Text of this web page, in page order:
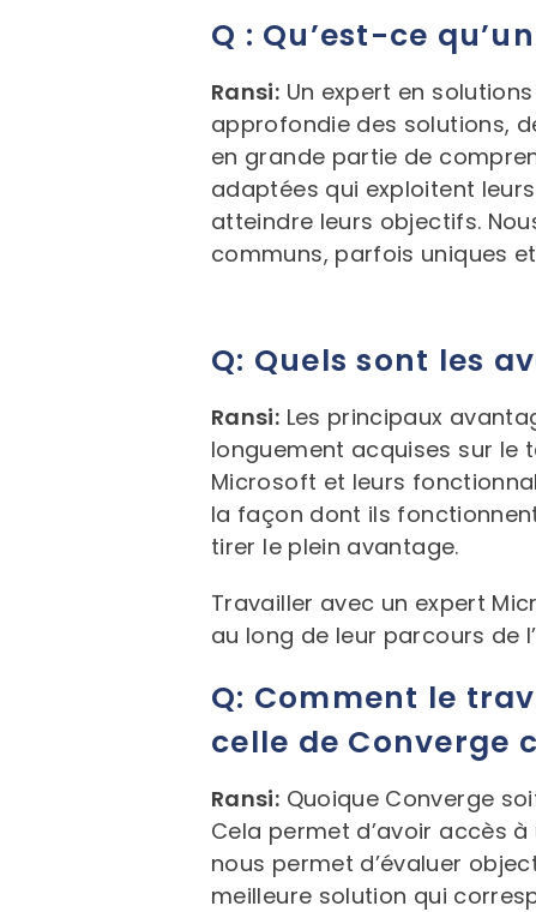
Q : Qu’est-ce
Ransi: Un expert en
approfondie des solutions,
en grande partie de
adaptées qui exploitent
atteindre leurs objectifs.
communs, parfois uniques
Q: Quels sont les
Ransi: Les principaux
longuement acquises sur le
Microsoft et leurs
la façon dont ils
tirer le plein avantage.
Travailler avec un expert
au long de leur parcours de
Q: Comment le
celle de
Ransi: Quoique Converge
Cela permet d’avoir accès
nous permet d’évaluer
meilleure solution qui